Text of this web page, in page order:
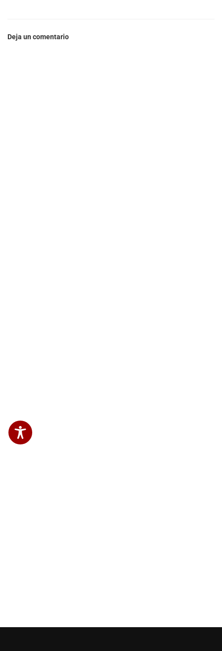
Deja un comentario